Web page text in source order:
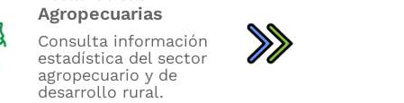
Agropecuarias
Consulta información
estadística del sector
agropecuario y de
desarrollo rural.